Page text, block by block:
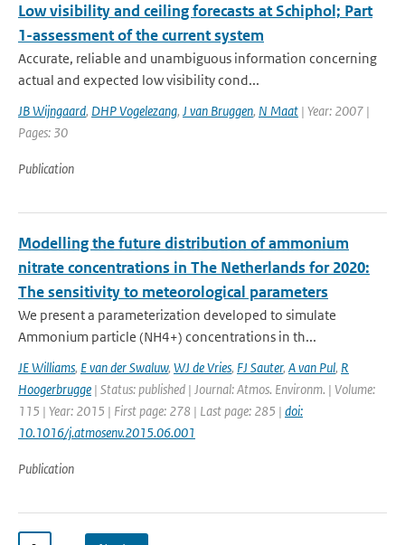
Low visibility and ceiling forecasts at Schiphol; Part
1-assessment of the current system
Accurate, reliable and unambiguous information concerning
actual and expected low visibility cond...
JB Wijngaard, DHP Vogelezang, J van Bruggen, N Maat | Year: 2007 |
Pages: 30
Publication
Modelling the future distribution of ammonium
nitrate concentrations in The Netherlands for 2020:
The sensitivity to meteorological parameters
We present a parameterization developed to simulate
Ammonium particle (NH4+) concentrations in th...
JE Williams, E van der Swaluw, WJ de Vries, FJ Sauter, A van Pul, R
Hoogerbrugge | Status: published | Journal: Atmos. Environm. | Volume:
115 | Year: 2015 | First page: 278 | Last page: 285 | doi:
10.1016/j.atmosenv.2015.06.001
Publication